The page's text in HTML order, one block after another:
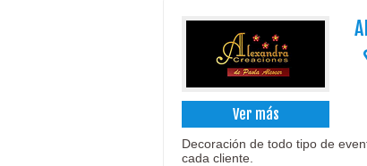
Ver más
Decoración de todo tipo de
cada cliente.